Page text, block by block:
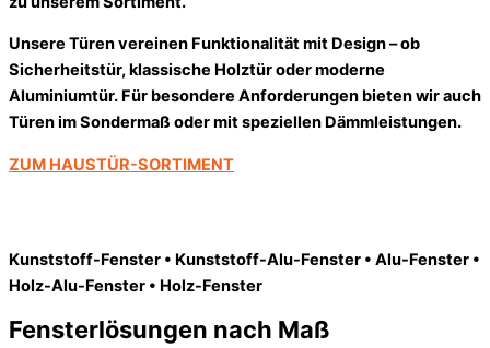
Unsere Türenvereinen Funktionalität mit Design – ob
Sicherheitstür, klassische Holztür oder moderne
Aluminiumtür. Für besondere Anforderungen bieten wir auch
Türen im Sondermaß oder mit speziellen Dämmleistungen.
ZUM HAUSTÜR-SORTIMENT
Kunststoff-Fenster • Kunststoff-Alu-Fenster • Alu-Fenster •
Holz-Alu-Fenster • Holz-Fenster
Fensterlösungen nach Maß